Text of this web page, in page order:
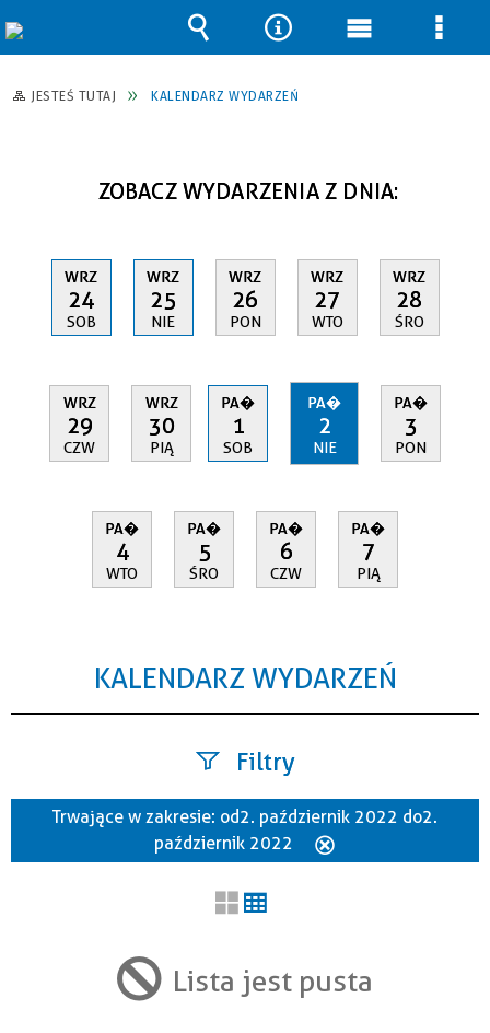
JESTEŚ TUTAJ KALENDARZ WYDARZEŃ
ZOBACZ WYDARZENIA Z DNIA:
WRZ
24
SOB
WRZ
25
NIE
WRZ
26
PON
WRZ
27
WTO
WRZ
28
ŚRO
WRZ
29
CZW
WRZ
30
PIĄ
PA�
1
SOB
PA�
2
NIE
PA�
3
PON
PA�
4
WTO
PA�
5
ŚRO
PA�
6
CZW
PA�
7
PIĄ
KALENDARZ WYDARZEŃ
Filtry
Szukana fraza
Trwające w zakresie
Trwające w zakresie: od 2. październik 2022 do 2.
październik 2022
Lista jest pusta
Wyszukiwarka
Narzędzia
Menu Menu